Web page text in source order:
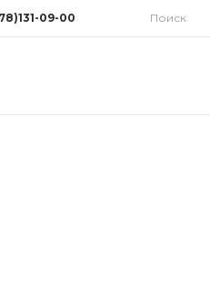
09-00 Поиск